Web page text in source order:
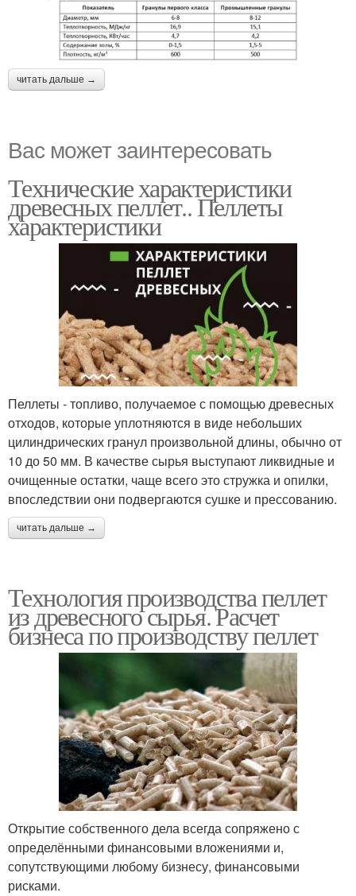
читать дальше →
Вас может заинтересовать
Технические характеристики
древесных пеллет.. Пеллеты
характеристики
Пеллеты - топливо, получаемое с помощью древесных
отходов, которые уплотняются в виде небольших
цилиндрических гранул произвольной длины, обычно от
10 до 50 мм. В качестве сырья выступают ликвидные и
очищенные остатки, чаще всего это стружка и опилки,
впоследствии они подвергаются сушке и прессованию.
читать дальше →
Технология производства пеллет
из древесного сырья. Расчет
бизнеса по производству пеллет
Открытие собственного дела всегда сопряжено с
определёнными финансовыми вложениями и,
сопутствующими любому бизнесу, финансовыми
рисками.